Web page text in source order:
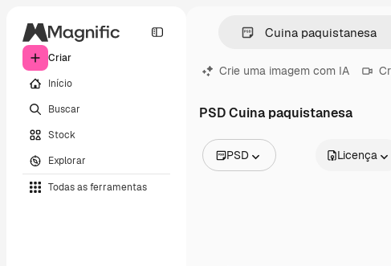
Criar
Início
Buscar
Stock
Explorar
Todas as ferramentas
Crie uma imagem com IA
PSD Cuina paquistanesa
PSD Licença